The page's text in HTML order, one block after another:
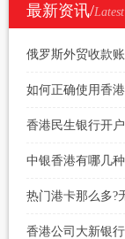
最新资讯/
俄罗斯外贸收款
如何正确使用香
香港民生银行开
中银香港有哪几
热门港卡那么多?
香港公司大新银